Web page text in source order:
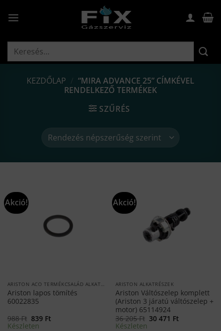
Keresés
KEZDŐLAP / “MIRA ADVANCE 25” CÍMKÉVEL
RENDELKEZŐ TERMÉKEK
SZŰRÉS
Akció!
ARISTON ACO TERMÉKCSALÁD ALKATRÉSZEK
Ariston lapos tömítés
60022835
988Ft Original
price
839 FtCurrent
Készleten
Akció!
ARISTON ALKATRÉSZEK
Ariston Váltószelep komplett
(Ariston 3 járatú váltószelep +
motor) 65114924
36 205Ft Original
30 471 FtCurrent
Készleten